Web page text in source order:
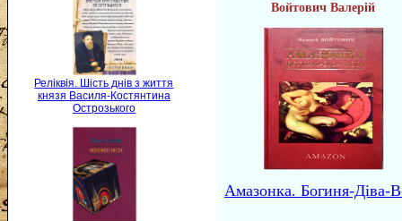
Реліквія. Шість днів з життя
князя Василя-Костянтина
Острозького
Войтович Валерій
Амазонка. Богиня-Діва-